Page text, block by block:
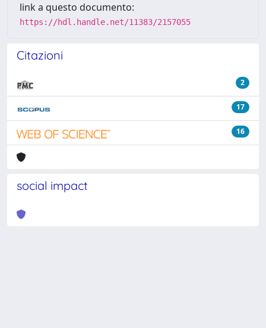
link a questo documento:
https://hdl.handle.net/11383/2157055
Citazioni
2
17
16
social impact